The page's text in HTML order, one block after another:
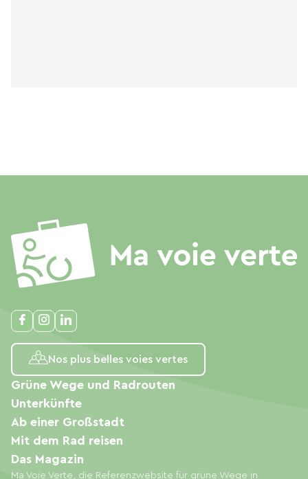
Nos plus belles voies vertes
Ma Voie Verte, die Referenzwebsite für grüne Wege in
Grüne Wege und Radrouten
Unterkünfte
Ab einer Großstadt
Mit dem Rad reisen
Das Magazin